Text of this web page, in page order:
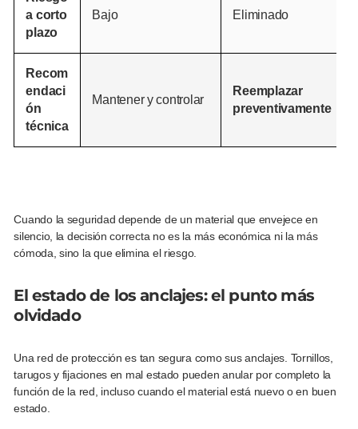
a corto
plazo
Bajo Eliminado
Recom
endaci
ón
técnica
Mantener y controlar
Reemplazar
preventivamente
Cuando la seguridad depende de un material que envejece en
silencio, la decisión correcta no es la más económica ni la más
cómoda, sino la que elimina el riesgo.
El estado de los anclajes: el punto más
olvidado
Una red de protección es tan segura como sus anclajes. Tornillos,
tarugos y fijaciones en mal estado pueden anular por completo la
función de la red, incluso cuando el material está nuevo o en buen
estado.